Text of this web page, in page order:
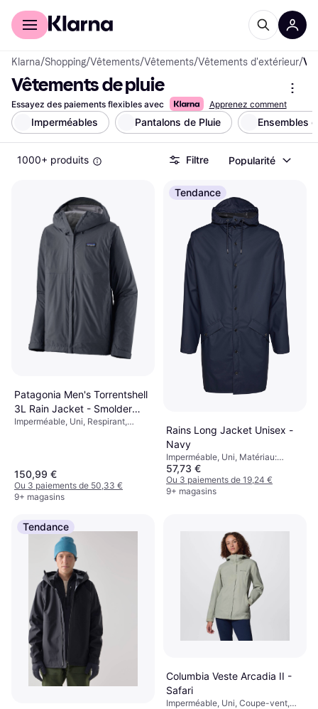
Acheter avec Klarna
Klarna/Shopping/Vêtements/Vêtements/Vêtements d'extérieur/
Vêtements de pluie
Essayez des paiements flexibles avec Apprenez comment
Imperméables Pantalons de Pluie Ensembles
1000+ produits Filtre Popularité
Patagonia Men's Torrentshell
3L Rain Jacket - Smolder
Blue
Imperméable, Uni, Respirant,
150,99 €
Ou 3 paiements de 50,33 €
9+ magasins
Tendance
Rains Long Jacket Unisex -
Navy
Imperméable, Uni, Matériau:
Polyuréthane, Polyester, Poches,
Capuche, Coupe-vent,
Imperméable
57,73 €
Ou 3 paiements de 19,24 €
9+ magasins
Tendance
Columbia Veste Arcadia II -
Safari
Imperméable, Uni, Coupe-vent,